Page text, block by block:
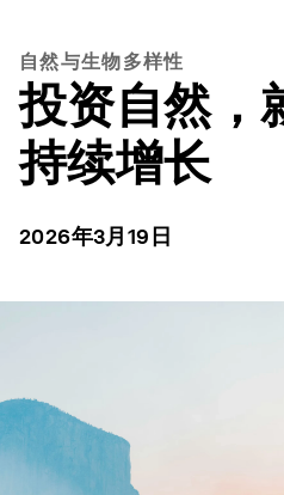
自然与生物多样性
投资自然，
持续增长
2026年3月19日